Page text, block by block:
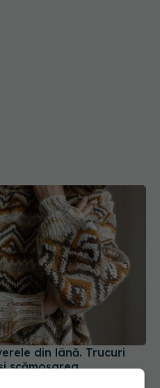
din lână. Trucuri
scămoșarea